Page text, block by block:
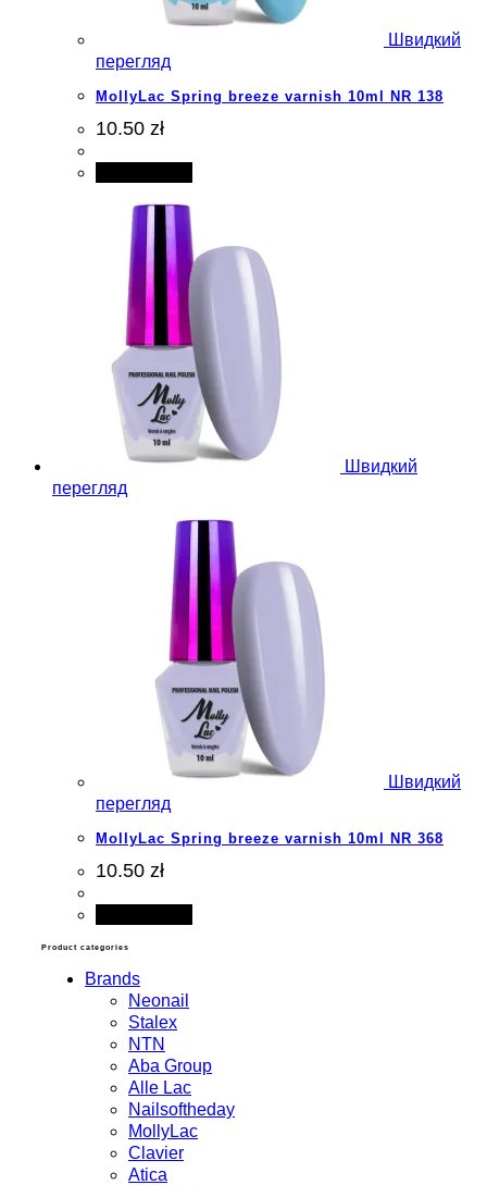
Швидкий
перегляд
MollyLac Spring breeze varnish 10ml NR 138
10.50 zł
Швидкий
перегляд
Швидкий
перегляд
MollyLac Spring breeze varnish 10ml NR 368
10.50 zł
Product categories
Brands
Neonail
Stalex
NTN
Aba Group
Alle Lac
Nailsoftheday
MollyLac
Clavier
Atica